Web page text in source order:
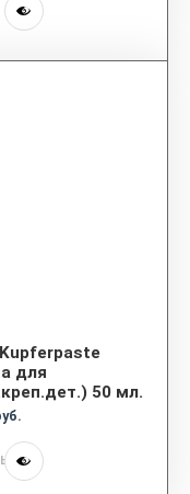
для
50 мл.